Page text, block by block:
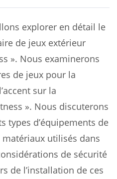
explorer en détail le
de jeux extérieur
». Nous examinerons
de jeux pour la
sur la
». Nous discuterons
types d’équipements de
utilisés dans
de sécurité
de l’installation de ces